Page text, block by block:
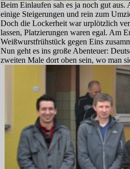
Beim Einlaufen sah es ja noch gut
einige Steigerungen und rein zum
Doch die Lockerheit war urplötzlich
lassen, Platzierungen waren egal. Am
Weißwurstfrühstück gegen Eins
Nun geht es ins große Abenteuer:
zweiten Male dort oben sein, wo man